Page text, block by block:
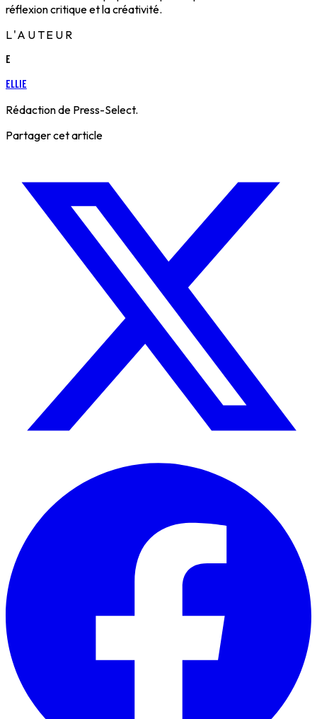
réflexion critique et la créativité.
L'AUTEUR
E
Ellie
Rédaction de Press-Select.
Partager cet article